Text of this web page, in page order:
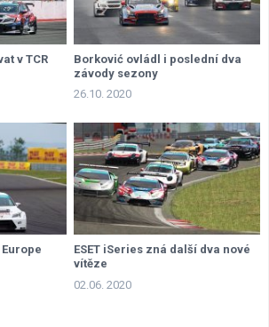
v TCR
Borković ovládl i poslední dva
závody sezony
26.10. 2020
ESET iSeries zná další dva nové
vítěze
02.06. 2020